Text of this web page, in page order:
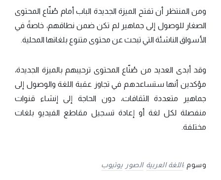
ومن المنتظر أن تفتح الميزة الجديدة الباب أمام صُنّاع المحتوى
الصغار للوصول إلى جماهير لم تكن ضمن نطاقهم، خاصةً في
الأسواق الناشئة التي تبحث عن محتوى متنوع بلغاتها المحلية.
وقد أبدى العديد من صُنّاع المحتوى ترحيبهم بالميزة الجديدة،
مؤكدين أنها ستساعدهم في تجاوز عقبة اللغة والوصول إلى
جماهير متعددة الثقافات، دون الحاجة إلى إنشاء قنوات
منفصلة لكل لغة أو إعادة تسجيل مقاطع الفيديو بلغات
مختلفة.
وسوم :اللغة العربية الصور يوتيوب